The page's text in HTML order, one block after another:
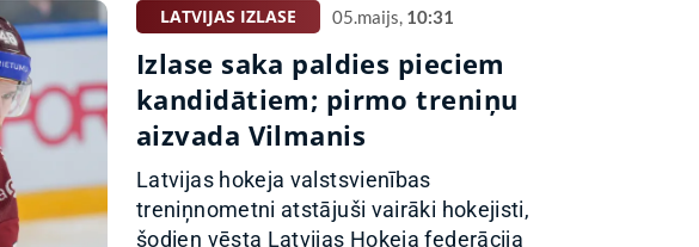
LATVIJAS IZLASE 05.maijs, 10:31
Izlase saka paldies pieciem
kandidātiem; pirmo treniņu
aizvada Vilmanis
Latvijas hokeja valstsvienības
treniņnometni atstājuši vairāki hokejisti,
šodien vēsta Latvijas Hokeja federācija